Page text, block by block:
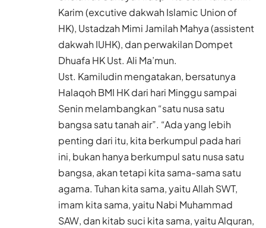
Karim (excutive dakwah Islamic Union of
HK), Ustadzah Mimi Jamilah Mahya (assistent
dakwah IUHK), dan perwakilan Dompet
Dhuafa HK Ust. Ali Ma’mun.
Ust. Kamiludin mengatakan, bersatunya
Halaqoh BMI HK dari hari Minggu sampai
Senin melambangkan “satu nusa satu
bangsa satu tanah air”. “Ada yang lebih
penting dari itu, kita berkumpul pada hari
ini, bukan hanya berkumpul satu nusa satu
bangsa, akan tetapi kita sama-sama satu
agama. Tuhan kita sama, yaitu Allah SWT,
imam kita sama, yaitu Nabi Muhammad
SAW, dan kitab suci kita sama, yaitu Alquran,